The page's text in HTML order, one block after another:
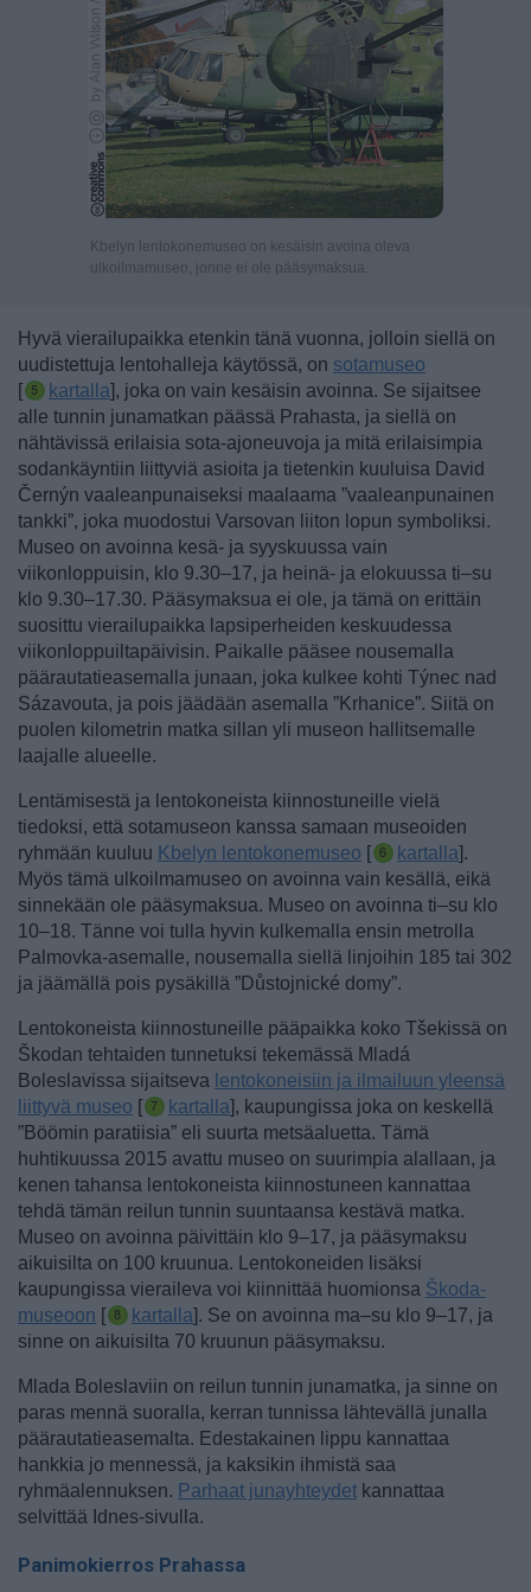
Kbelyn lentokonemuseo on kesäisin avoina oleva
ulkoilmamuseo, jonne ei ole pääsymaksua.
Hyvä vierailupaikka etenkin tänä vuonna, jolloin siellä on
uudistettuja lentohalleja käytössä, on sotamuseo
[
kartalla], joka on vain kesäisin avoinna. Se sijaitsee
alle tunnin junamatkan päässä Prahasta, ja siellä on
nähtävissä erilaisia sota-ajoneuvoja ja mitä erilaisimpia
sodankäyntiin liittyviä asioita ja tietenkin kuuluisa David
Černýn vaaleanpunaiseksi maalaama ”vaaleanpunainen
tankki”, joka muodostui Varsovan liiton lopun symboliksi.
Museo on avoinna kesä- ja syyskuussa vain
viikonloppuisin, klo 9.30–17, ja heinä- ja elokuussa ti–su
klo 9.30–17.30. Pääsymaksua ei ole, ja tämä on erittäin
suosittu vierailupaikka lapsiperheiden keskuudessa
viikonloppuiltapäivisin. Paikalle pääsee nousemalla
päärautatieasemalla junaan, joka kulkee kohti Týnec nad
Sázavouta, ja pois jäädään asemalla ”Krhanice”. Siitä on
puolen kilometrin matka sillan yli museon hallitsemalle
laajalle alueelle.
Lentämisestä ja lentokoneista kiinnostuneille vielä
tiedoksi, että sotamuseon kanssa samaan museoiden
ryhmään kuuluu Kbelyn lentokonemuseo [ kartalla].
Myös tämä ulkoilmamuseo on avoinna vain kesällä, eikä
sinnekään ole pääsymaksua. Museo on avoinna ti–su klo
10–18. Tänne voi tulla hyvin kulkemalla ensin metrolla
Palmovka-asemalle, nousemalla siellä linjoihin 185 tai 302
ja jäämällä pois pysäkillä ”Důstojnické domy”.
Lentokoneista kiinnostuneille pääpaikka koko Tšekissä on
Škodan tehtaiden tunnetuksi tekemässä Mladá
Boleslavissa sijaitseva lentokoneisiin ja ilmailuun yleensä
liittyvä museo [ kartalla], kaupungissa joka on keskellä
”Böömin paratiisia” eli suurta metsäaluetta. Tämä
huhtikuussa 2015 avattu museo on suurimpia alallaan, ja
kenen tahansa lentokoneista kiinnostuneen kannattaa
tehdä tämän reilun tunnin suuntaansa kestävä matka.
Museo on avoinna päivittäin klo 9–17, ja pääsymaksu
aikuisilta on 100 kruunua. Lentokoneiden lisäksi
kaupungissa vieraileva voi kiinnittää huomionsa Škoda-
museoon [ kartalla]. Se on avoinna ma–su klo 9–17, ja
sinne on aikuisilta 70 kruunun pääsymaksu.
Mlada Boleslaviin on reilun tunnin junamatka, ja sinne on
paras mennä suoralla, kerran tunnissa lähtevällä junalla
päärautatieasemalta. Edestakainen lippu kannattaa
hankkia jo mennessä, ja kaksikin ihmistä saa
ryhmäalennuksen. Parhaat junayhteydet kannattaa
selvittää Idnes-sivulla.
Panimokierros Prahassa